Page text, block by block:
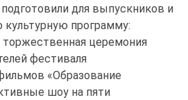
для выпускников и
программу:
торжественная церемония
фестиваля
«Образование
шоу на пяти